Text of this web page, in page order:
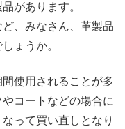
があります。
、みなさん、革製品
ょうか。
使用されることが多
コートなどの場合に
って買い直しとなり